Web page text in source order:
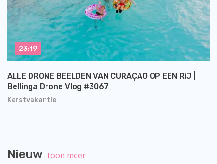
Kerstvakantie
ALLE DRONE BEELDEN VAN CURAÇAO OP EEN RiJ |
Bellinga Drone Vlog #3067
23:19
Nieuw toon meer